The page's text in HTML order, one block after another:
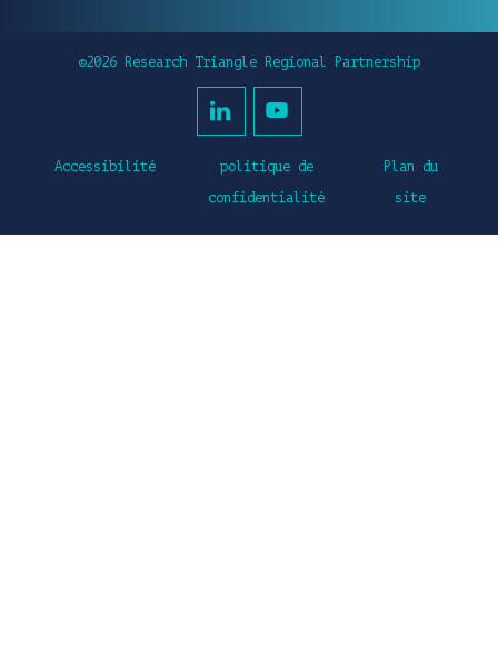
©2026 Research Triangle Regional Partnership
Accessibilité
politique de
confidentialité
Plan du
site